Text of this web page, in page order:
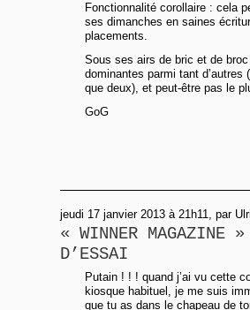
Fonctionnalité corollaire : cela
ses dimanches en saines
placements.
Sous ses airs de bric et de
dominantes parmi tant d’autres
que deux), et peut-être pas le
GoG
jeudi 17 janvier 2013 à 21h11, par
« WINNER MAGAZINE
D’ESSAI
Putain ! ! ! quand j’ai vu cette
kiosque habituel, je me suis
que tu as dans le chapeau de